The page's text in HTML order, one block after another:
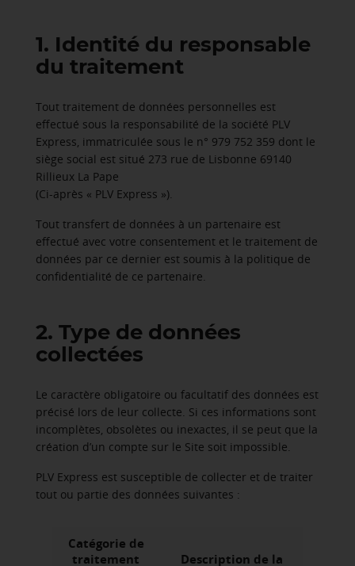
1. Identité du responsable
du traitement
Tout traitement de données personnelles est
effectué sous la responsabilité de la société PLV
Express, immatriculée sous le n° 979 752 359 dont le
siège social est situé 273 rue de Lisbonne 69140
Rillieux La Pape
(Ci-après « PLV Express »).
Tout transfert de données à un partenaire est
effectué avec votre consentement et le traitement de
données par ce dernier est soumis à la politique de
confidentialité de ce partenaire.
2. Type de données
collectées
Le caractère obligatoire ou facultatif des données est
précisé lors de leur collecte. Si ces informations sont
incomplètes, obsolètes ou inexactes, il se peut que la
création d’un compte sur le Site soit impossible.
PLV Express est susceptible de collecter et de traiter
tout ou partie des données suivantes :
Catégorie de
traitement
Description de la